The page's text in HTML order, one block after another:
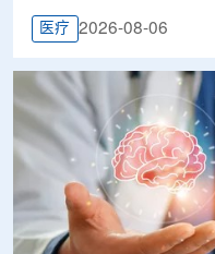
医疗 2026-08-06